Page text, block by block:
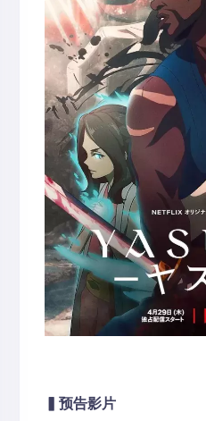
预告影片